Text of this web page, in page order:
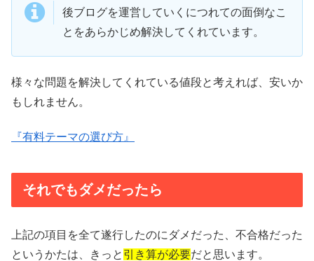
後ブログを運営していくにつれての面倒なこ
とをあらかじめ解決してくれています。
様々な問題を解決してくれている値段と考えれば、安いか
もしれません。
『有料テーマの選び方』
それでもダメだったら
上記の項目を全て遂行したのにダメだった、不合格だった
というかたは、きっと 引き算が必要だと思います。